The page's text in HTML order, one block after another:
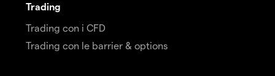
Trading
Trading con i CFD
Trading con le barrier & options